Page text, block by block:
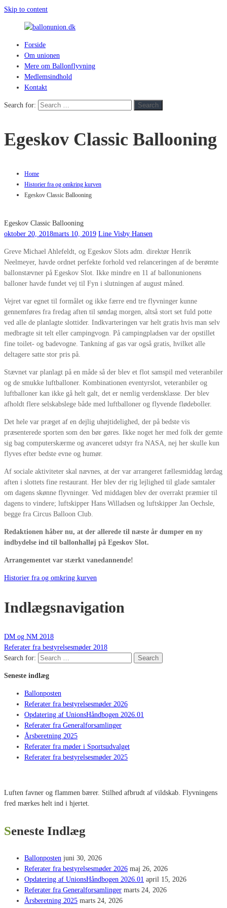
Skip to content
ballonunion.dk
hvad
blæser
Forside
Om unionen
Mere om Ballonflyvning
Medlemsindhold
Kontakt
Search for: Search
Egeskov Classic Ballooning
Home
Historier fra og omkring kurven
Egeskov Classic Ballooning
Egeskov Classic Ballooning
oktober 20, 2018marts 10, 2019 Line Visby Hansen
Greve Michael Ahlefeldt, og Egeskov Slots adm. direktør Henrik
Neelmeyer, havde ordnet perfekte forhold ved relanceringen af de berømte
ballonstævner på Egeskov Slot. Ikke mindre en 11 af ballonunionens
balloner havde fundet vej til Fyn i slutningen af august måned.
Vejret var egnet til formålet og ikke færre end tre flyvninger kunne
gennemføres fra fredag aften til søndag morgen, altså stort set fuld potte
ved alle de planlagte slottider. Indkvarteringen var helt gratis hvis man selv
medbragte sit telt eller campingvogn. På campingpladsen var der opstillet
fine toilet- og badevogne. Tankning af gas var også gratis, hvilket alle
deltagere satte stor pris på.
Stævnet var planlagt på en måde så der blev et flot samspil med veteranbiler
og de smukke luftballoner. Kombinationen eventyrslot, veteranbiler og
luftballoner kan ikke gå helt galt, det er nemlig verdensklasse . Der blev
afholdt flere selskabslege både med luftballoner og flyvende flødeboller.
Det hele var præget af en dejlig uhøjtidelighed,
der på bedste vis
præsenterede sporten som den bør gøres. Ikke noget her med folk der gemte
sig bag computerskærme og avanceret udstyr fra NASA, nej her skulle kun
flyves efter bedste evne og humør.
Af sociale aktiviteter skal nævnes, at der var arrangeret fællesmiddag lørdag
aften i slottets fine restaurant. Her blev der rig lejlighed til glade samtaler
om dagens skønne flyvninger. Ved middagen blev der overrakt præmier til
dagens to vindere; luftskipper Hans Willadsen og luftskipper Jan Oechsle
begge fra Circus Balloon Club.
Redaktionen håber nu, at der allerede til næste år dumper en ny
indbydelse ind til ballonhalløj på Egeskov Slot.
Arrangementet var stærkt vanedannende!
Historier fra og omkring kurven
Indlægsnavigation
DM og NM 2018
Referater fra bestyrelsesmøder 2018
Search for:
Search
Seneste indlæg
Ballonposten
Referater fra bestyrelsesmøder 2026
Opdatering af UnionsHåndbogen 2026.01
Referater fra Generalforsamlinger
Årsberetning 2025
Referater fra møder i Sportsudvalget
Referater fra bestyrelsesmøder 2025
Luften favner og flammen bærer. Stilhed afbrudt af vildskab. Flyvningens
fred mærkes helt ind i hjertet.
Seneste Indlæg
Ballonposten juni 30, 2026
Referater fra bestyrelsesmøder 2026 maj 26, 2026
Opdatering af UnionsHåndbogen 2026.01 april 15, 2026
Referater fra Generalforsamlinger marts 24, 2026
Årsberetning 2025 marts 24, 2026